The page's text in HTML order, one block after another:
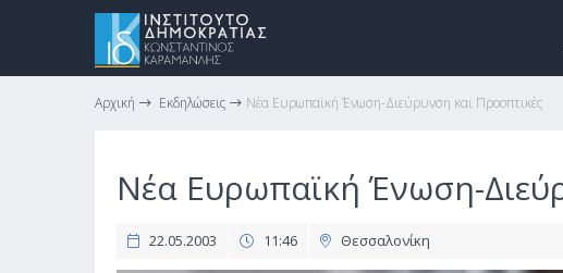
Αρχική Εκδηλώσεις Νέα Ευρωπαϊκή Ένωση-Διεύρυνση και Προοπτικές
Νέα Ευρωπαϊκή Ένωση-
22.05.2003 11:46 Θεσσαλονίκη